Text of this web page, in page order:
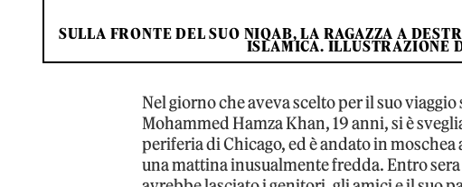
SULLA FRONTE DEL SUO NIQAB, LA RAGAZZA A
ISLAMICA. ILLUSTRAZIONE
Nel giorno che aveva scelto per il suo
Mohammed Hamza Khan, 19 anni, si è
periferia di Chicago, ed è andato in
una mattina inusualmente fredda. Entro